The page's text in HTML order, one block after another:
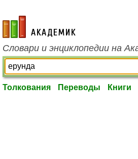
academic.ru
Словари и энциклопедии на
Толкования Переводы Книги